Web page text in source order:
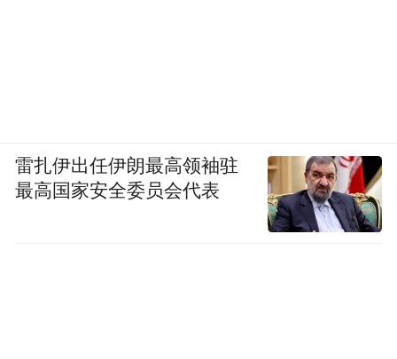
雷扎伊出任伊朗最高领袖驻
最高国家安全委员会代表